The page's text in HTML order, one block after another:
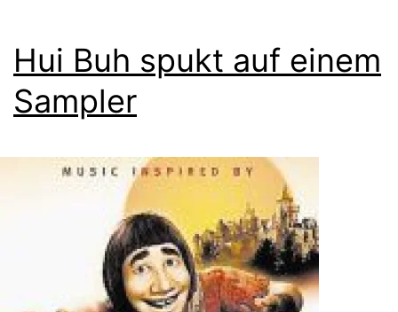
Hui Buh spukt auf einem
Sampler